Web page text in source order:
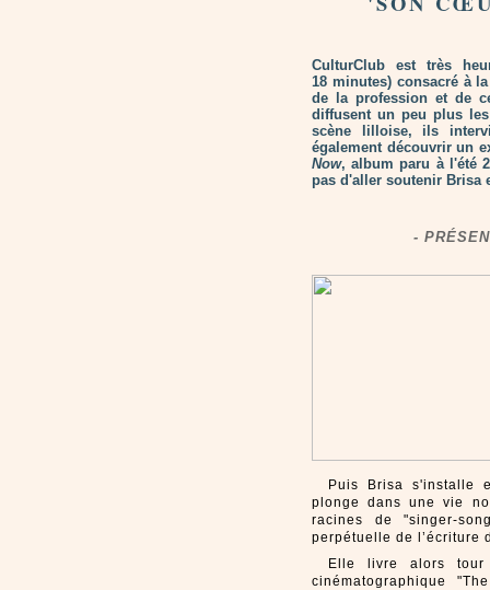
CulturClub est très
18 minutes) consacré à
de la profession et de
diffusent un peu plus
scène lilloise, ils
également découvrir un
Now, album paru à l'été
pas d'aller soutenir Brisa
-
Puis Brisa s'installe
plonge dans une vie
racines de "singer-
perpétuelle de l’écriture
Elle livre alors
cinématographique